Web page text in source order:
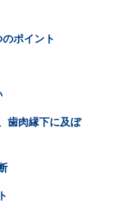
ポイント
歯肉縁下に及ぼ